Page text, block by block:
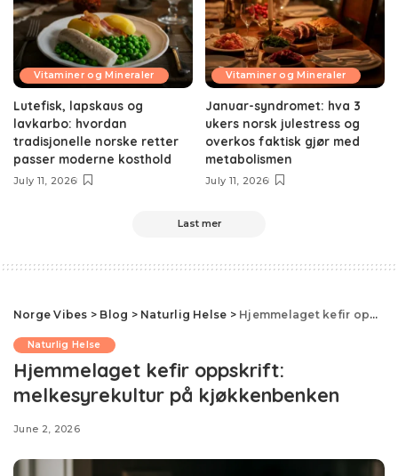
Vitaminer og Mineraler
Lutefisk, lapskaus og
lavkarbo: hvordan
tradisjonelle norske retter
passer moderne kosthold
July 11, 2026
Vitaminer og Mineraler
Januar-syndromet: hva 3
ukers norsk julestress og
overkos faktisk gjør med
metabolismen
July 11, 2026
Last mer
Norge Vibes > Blog > Naturlig Helse > Hjemmelaget kefir oppskrift: melkesyrekultur på kjøkkenbenken
Naturlig Helse
Hjemmelaget kefir oppskrift:
melkesyrekultur på kjøkkenbenken
June 2, 2026